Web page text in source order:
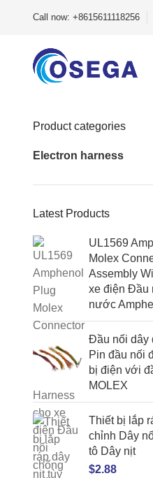
Call now: +8615611118256
Product categories
Electron harness
Latest Products
UL1569
Molex
Assembly
xe điện Đầu
nước
Đầu nối dây
Pin đầu nối
bị điện với
MOLEX
Thiết bị lắp
chỉnh Dây
tô Dây nịt
$2.88